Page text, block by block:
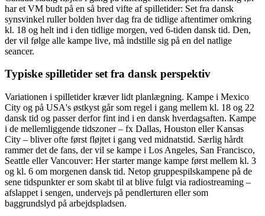
har et VM budt på en så bred vifte af spilletider: Set fra dansk
synsvinkel ruller bolden hver dag fra de tidlige aftentimer omkring
kl. 18 og helt ind i den tidlige morgen, ved 6-tiden dansk tid. Den,
der vil følge alle kampe live, må indstille sig på en del natlige
seancer.
Typiske spilletider set fra dansk perspektiv
Variationen i spilletider kræver lidt planlægning. Kampe i Mexico
City og på USA's østkyst går som regel i gang mellem kl. 18 og 22
dansk tid og passer derfor fint ind i en dansk hverdagsaften. Kampe
i de mellemliggende tidszoner – fx Dallas, Houston eller Kansas
City – bliver ofte først fløjtet i gang ved midnatstid. Særlig hårdt
rammer det de fans, der vil se kampe i Los Angeles, San Francisco,
Seattle eller Vancouver: Her starter mange kampe først mellem kl. 3
og kl. 6 om morgenen dansk tid. Netop gruppespilskampene på de
sene tidspunkter er som skabt til at blive fulgt via radiostreaming –
afslappet i sengen, undervejs på pendlerturen eller som
baggrundslyd på arbejdspladsen.